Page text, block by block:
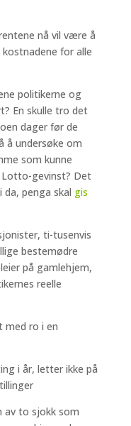
nå vil være å
for alle
politikerne og
En skulle tro det
dager før de
å undersøke om
som kunne
gevinst? Det
penga skal gis
ti-tusenvis
bestemødre
på gamlehjem,
reelle
med ro i en
i år, letter ikke på
av to sjokk som